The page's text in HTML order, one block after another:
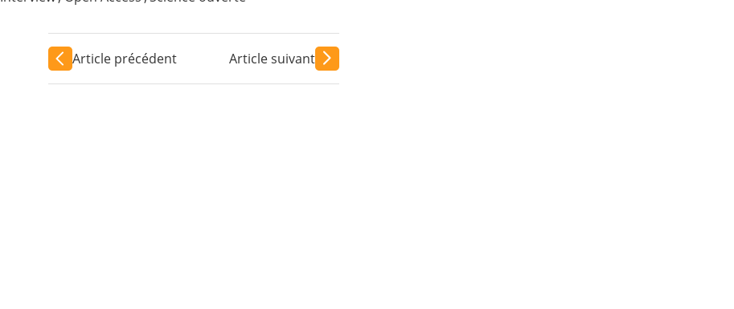
Article précédent Article suivant